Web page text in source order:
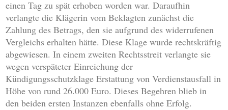
einen Tag zu spät erhoben worden war. Daraufhin
verlangte die Klägerin vom Beklagten zunächst die
Zahlung des Betrags, den sie aufgrund des widerrufenen
Vergleichs erhalten hätte. Diese Klage wurde rechtskräftig
abgewiesen. In einem zweiten Rechtsstreit verlangte sie
wegen verspäteter Einreichung der
Kündigungsschutzklage Erstattung von Verdienstausfall in
Höhe von rund 26.000 Euro. Dieses Begehren blieb in
den beiden ersten Instanzen ebenfalls ohne Erfolg.